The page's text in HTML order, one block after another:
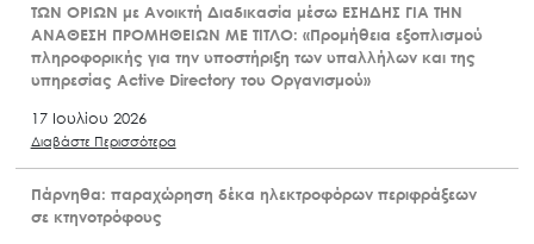
ΤΩΝ ΟΡΙΩΝ με Ανοικτή Διαδικασία μέσω ΕΣΗΔΗΣ ΓΙΑ ΤΗΝ
ΑΝΑΘΕΣΗ ΠΡΟΜΗΘΕΙΩΝ ΜΕ ΤΙΤΛΟ: «Προμήθεια εξοπλισμού
πληροφορικής για την υποστήριξη των υπαλλήλων και της
υπηρεσίας Active Directory του Οργανισμού»
17 Ιουλίου 2026
Διαβάστε Περισσότερα
Πάρνηθα: παραχώρηση δέκα ηλεκτροφόρων περιφράξεων
σε κτηνοτρόφους